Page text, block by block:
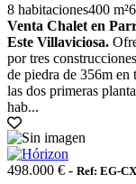
8 habitaciones400 m²
Venta Chalet en
Este Villaviciosa.
por tres
de piedra de 356m en
las dos primeras
hab...
498.000 € - Ref: EG-